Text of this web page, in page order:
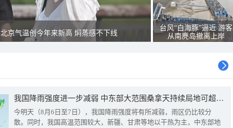
北京气温创今年来新高 焖蒸感不下线
台风“白海豚”逼近 游客
从南麂岛撤离上岸
我国降雨强度进一步减弱 中东部大范围桑拿天持续局地可超38℃
今明天（8月6日至7日），我国降雨强度将有所减弱，雨区仍比较分
散。同时，我国高温范围较大，新疆、甘肃等地以干热为主，中东部地